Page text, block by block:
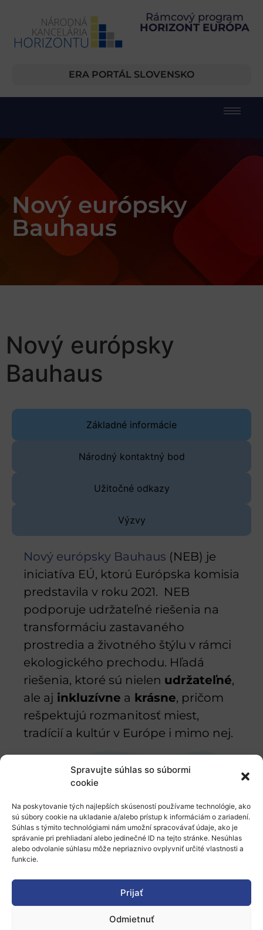
Spravujte súhlas so súbormi
cookie
Na poskytovanie tých najlepších skúseností používame technológie, ako
sú súbory cookie na ukladanie a/alebo prístup k informáciám o zariadení.
Súhlas s týmito technológiami nám umožní spracovávať údaje, ako je
správanie pri prehliadaní alebo jedinečné ID na tejto stránke. Nesúhlas
alebo odvolanie súhlasu môže nepriaznivo ovplyvniť určité vlastnosti a
funkcie.
Prijať
Odmietnuť
Rámcový program
HORIZONT EURÓPA
ERA PORTÁL SLOVENSKO
Nový európsky
Bauhaus
Nový európsky
Bauhaus
Základné informácie
Národný kontaktný bod
Užitočné odkazy
Výzvy
Nový európsky Bauhaus (NEB) je
iniciatíva EÚ, ktorú Európska komisia
predstavila v roku 2021. NEB
podporuje udržateľné riešenia na
transformáciu zastavaného
prostredia a životného štýlu v rámci
ekologického prechodu. Hľadá
riešenia, ktoré sú nielen udržateľné,
ale aj inkluzívne a krásne, pričom
rešpektujú rozmanitosť miest,
tradícií a kultúr v Európe i mimo nej.
Nový európsky Bauhaus:
zapája ľudí na základnej úrovni,
pričom sa zameriava na susedské